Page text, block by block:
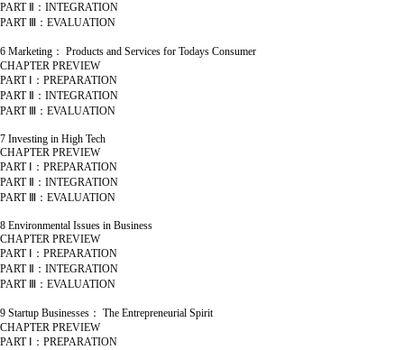
PART Ⅱ：INTEGRATION
PART Ⅲ：EVALUATION
6 Marketing： Products and Services for Todays Consumer
CHAPTER PREVIEW
PART Ⅰ：PREPARATION
PART Ⅱ：INTEGRATION
PART Ⅲ：EVALUATION
7 Investing in High Tech
CHAPTER PREVIEW
PART Ⅰ：PREPARATION
PART Ⅱ：INTEGRATION
PART Ⅲ：EVALUATION
8 Environmental Issues in Business
CHAPTER PREVIEW
PART Ⅰ：PREPARATION
PART Ⅱ：INTEGRATION
PART Ⅲ：EVALUATION
9 Startup Businesses： The Entrepreneurial Spirit
CHAPTER PREVIEW
PART Ⅰ：PREPARATION